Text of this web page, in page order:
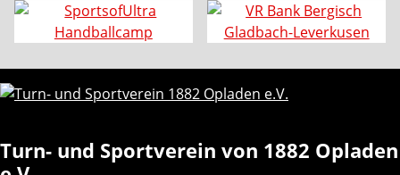
Turn- und Sportverein von 1882 Opladen